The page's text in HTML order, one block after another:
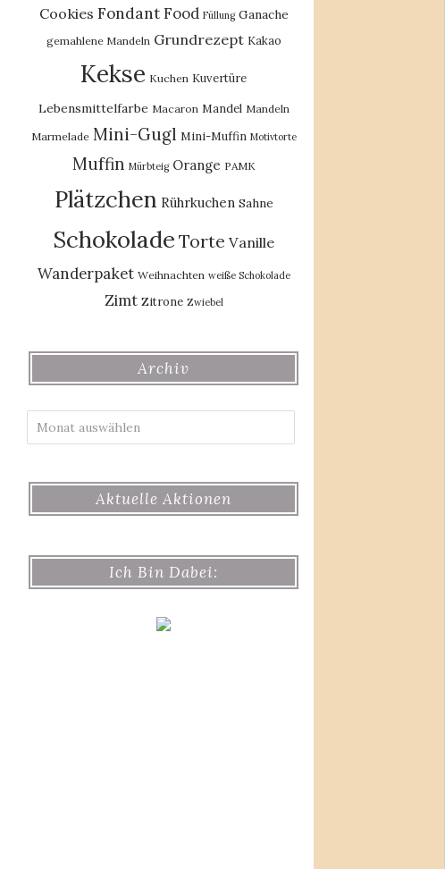
Cookies Fondant Food Füllung Ganache
gemahlene Mandeln Grundrezept Kakao
Kekse Kuchen Kuvertüre
Lebensmittelfarbe Macaron Mandel Mandeln
Marmelade Mini-Gugl Mini-Muffin Motivtorte
Muffin Mürbteig Orange PAMK
Plätzchen Rührkuchen Sahne
Schokolade Torte Vanille
Wanderpaket Weihnachten weiße Schokolade
Zimt Zitrone Zwiebel
Archiv
Aktuelle Aktionen
Ich Bin Dabei: